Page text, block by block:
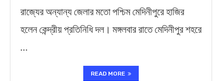
রাজ্যের অন্যান্য জেলার মতো পশ্চিম মেদিনীপুরে হাজির
হলেন কেন্দ্রীয় প্রতিনিধি দল। মঙ্গলবার রাতে মেদিনীপুর শহরে
…
READ MORE